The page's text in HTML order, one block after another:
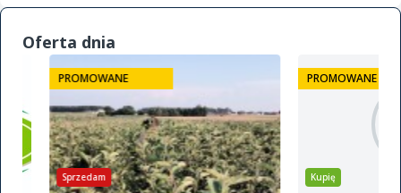
Oferta dnia
Sprzedam
PROMOWANE PROMOWANE